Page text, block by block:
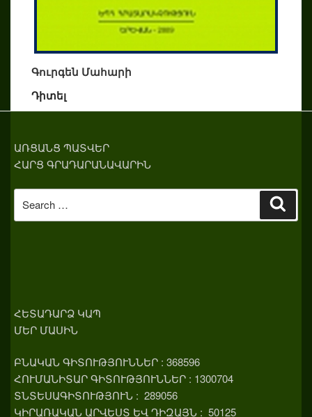
Գուրգեն Մահարի
Դիտել
ԱՌՑԱՆՑ ՊԱՏՎԵՐ
ՀԱՐՑ ԳՐԱԴԱՐԱՆԱՎԱՐԻՆ
for:
ՀԵՏԱԴԱՐՁ ԿԱՊ
ՄԵՐ ՄԱՍԻՆ
ԲՆԱԿԱՆ ԳԻՏՈՒԹՅՈՒՆՆԵՐ : 368596
ՀՈՒՄԱՆԻՏԱՐ ԳԻՏՈՒԹՅՈՒՆՆԵՐ : 1300704
ՏՆՏԵՍԱԳԻՏՈՒԹՅՈՒՆ : 289056
ԿԻՐԱՌԱԿԱՆ ԱՐՎԵՍՏ ԵՎ ԴԻԶԱՅՆ : 50125